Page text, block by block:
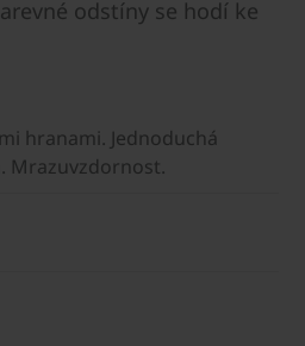
odstíny se hodí ke
hranami. Jednoduchá
Mrazuvzdornost.